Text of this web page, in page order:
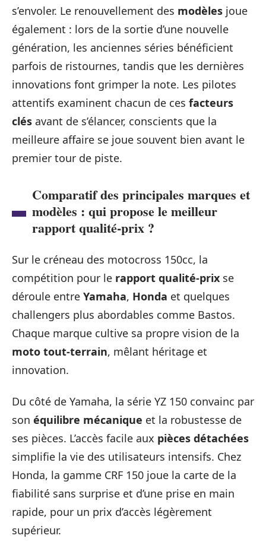
s’envoler. Le renouvellement des modèles joue
également : lors de la sortie d’une nouvelle
génération, les anciennes séries bénéficient
parfois de ristournes, tandis que les dernières
innovations font grimper la note. Les pilotes
attentifs examinent chacun de ces facteurs
clés avant de s’élancer, conscients que la
meilleure affaire se joue souvent bien avant le
premier tour de piste.
Comparatif des principales marques et
modèles : qui propose le meilleur
rapport qualité-prix ?
Sur le créneau des motocross 150cc, la
compétition pour le rapport qualité-prix se
déroule entre Yamaha, Honda et quelques
challengers plus abordables comme Bastos.
Chaque marque cultive sa propre vision de la
moto tout-terrain, mêlant héritage et
innovation.
Du côté de Yamaha, la série YZ 150 convainc par
son équilibre mécanique et la robustesse de
ses pièces. L’accès facile aux pièces détachées
simplifie la vie des utilisateurs intensifs. Chez
Honda, la gamme CRF 150 joue la carte de la
fiabilité sans surprise et d’une prise en main
rapide, pour un prix d’accès légèrement
supérieur.